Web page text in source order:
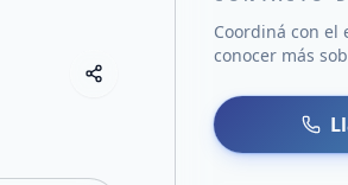
Compartir empresa
Compartir por WhatsApp
Compartir por mail
Coordiná con el
conocer más